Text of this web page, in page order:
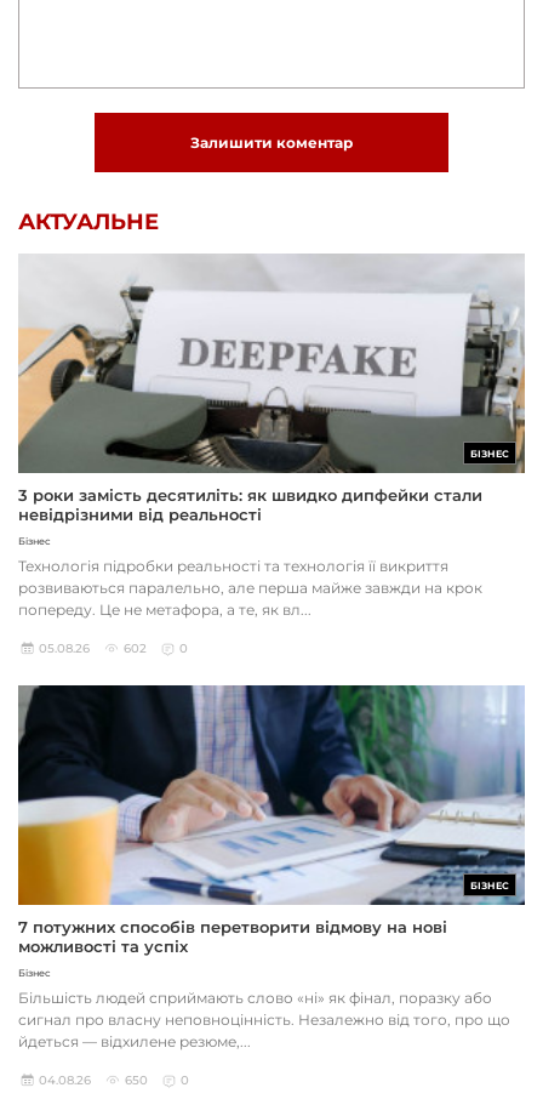
Залишити коментар
АКТУАЛЬНЕ
БІЗНЕС
3 роки замість десятиліть: як швидко дипфейки стали
невідрізними від реальності
Бізнес
Технологія підробки реальності та технологія її викриття
розвиваються паралельно, але перша майже завжди на крок
попереду. Це не метафора, а те, як вл...
05.08.26 602 0
БІЗНЕС
7 потужних способів перетворити відмову на нові
можливості та успіх
Бізнес
Більшість людей сприймають слово «ні» як фінал, поразку або
сигнал про власну неповноцінність. Незалежно від того, про що
йдеться — відхилене резюме,...
04.08.26 650 0